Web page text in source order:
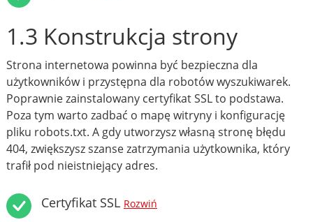
1.3 Konstrukcja strony
Strona internetowa powinna być bezpieczna dla
użytkowników i przystępna dla robotów wyszukiwarek.
Poprawnie zainstalowany certyfikat SSL to podstawa.
Poza tym warto zadbać o mapę witryny i konfigurację
pliku robots.txt. A gdy utworzysz własną stronę błędu
404, zwiększysz szanse zatrzymania użytkownika, który
trafił pod nieistniejący adres.
Certyfikat SSL Rozwiń